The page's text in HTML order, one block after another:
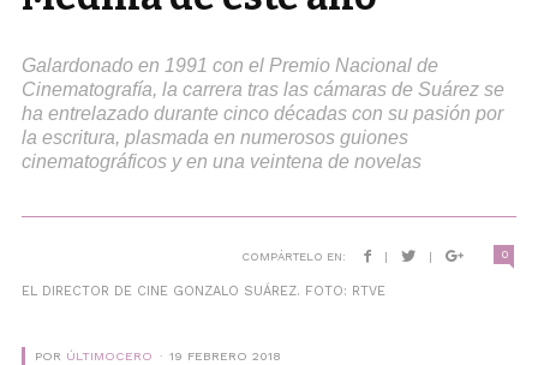
Galardonado en 1991 con el Premio Nacional de
Cinematografía, la carrera tras las cámaras de Suárez se
ha entrelazado durante cinco décadas con su pasión por
la escritura, plasmada en numerosos guiones
cinematográficos y en una veintena de novelas
COMPÁRTELO EN: | | 0
EL DIRECTOR DE CINE GONZALO SUÁREZ. FOTO: RTVE
POR ÚLTIMOCERO
19 FEBRERO 2018